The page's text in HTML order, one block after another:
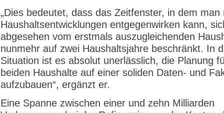
„Dies bedeutet, dass das Zeitfenster, in dem man
Haushaltsentwicklungen entgegenwirken kann,
abgesehen vom erstmals auszugleichenden
nunmehr auf zwei Haushaltsjahre beschränkt. In
Situation ist es absolut unerlässlich, die Planung
beiden Haushalte auf einer soliden Daten- und
aufzubauen“, ergänzt er.
Eine Spanne zwischen einer und zehn Milliarden